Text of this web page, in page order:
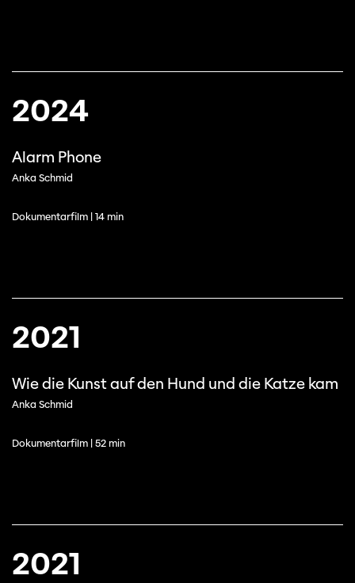
2024
Alarm Phone
Anka Schmid
Dokumentarfilm | 14 min
2021
Wie die Kunst auf den Hund und die Katze kam
Anka Schmid
Dokumentarfilm | 52 min
2021